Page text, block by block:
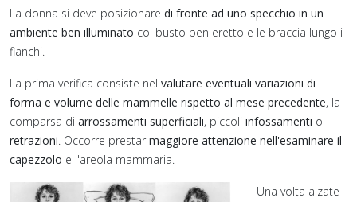
La donna si deve posizionare di fronte ad uno specchio in un
ambiente ben illuminato col busto ben eretto e le braccia lungo i
fianchi.
La prima verifica consiste nel valutare eventuali variazioni di
forma e volume delle mammelle rispetto al mese precedente, la
comparsa di arrossamenti superficiali, piccoli infossamenti o
retrazioni. Occorre prestar maggiore attenzione nell'esaminare il
capezzolo e l'areola mammaria.
Una volta alzate